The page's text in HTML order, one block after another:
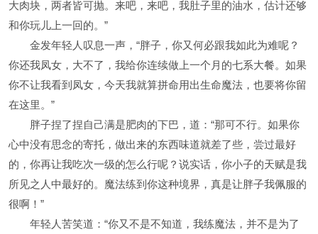
大肉块，两者皆可抛。来吧，来吧，我肚子里的油水，估计还够
和你玩儿上一回的。”
金发年轻人叹息一声，“胖子，你又何必跟我如此为难呢？
你还我凤女，大不了，我给你连续做上一个月的七系大餐。如果
你不让我看到凤女，今天我就算拼命用出生命魔法，也要将你留
在这里。”
胖子捏了捏自己满是肥肉的下巴，道：“那可不行。如果你
心中没有思念的寄托，做出来的东西味道就差了些，尝过最好
的，你再让我吃次一级的怎么行呢？说实话，你小子的天赋是我
所见之人中最好的。魔法练到你这种境界，真是让胖子我佩服的
很啊！”
年轻人苦笑道：“你又不是不知道，我练魔法，并不是为了